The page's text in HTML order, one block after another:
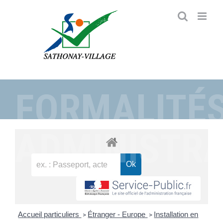
Accueil particuliers > Étranger - Europe > Installation en